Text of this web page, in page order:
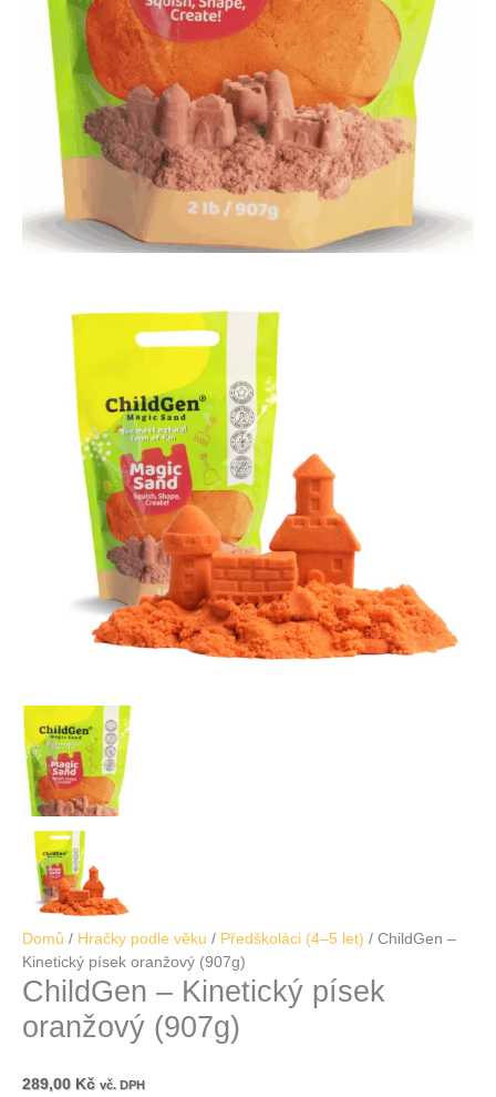
Domů / Hračky podle věku / Předškoláci (4–5 let) / ChildGen –
Kinetický písek oranžový (907g)
ChildGen – Kinetický písek
oranžový (907g)
289,00 Kč vč. DPH